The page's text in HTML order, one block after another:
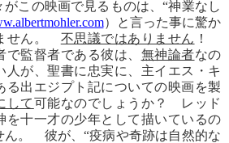
がこの映画で見るものは、“神業なし
）と言った事に驚か
せん。 不思議ではありません ！
監督者である彼は、 無神論者なの
が、聖書に忠実に、主イエス・キ
る出エジプト記についての映画を製
して可能なのでしょうか？ レッド
を十一才の少年として描いているの
ん。 彼が、“疫病や奇跡は自然的な